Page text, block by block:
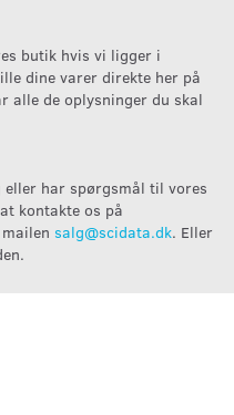
butik hvis vi ligger i
dine varer direkte her på
alle de oplysninger du skal
eller har spørgsmål til vores
kontakte os på
salg@scidata.dk. Eller